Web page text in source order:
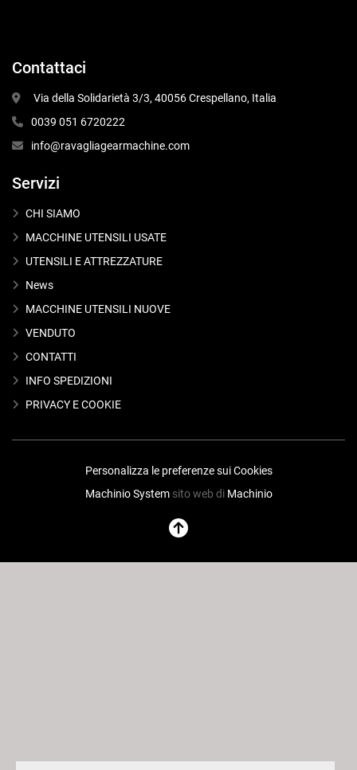
Contattaci
Via della Solidarietà 3/3, 40056 Crespellano, Italia
0039 051 6720222
info@ravagliagearmachine.com
Servizi
CHI SIAMO
MACCHINE UTENSILI USATE
UTENSILI E ATTREZZATURE
News
MACCHINE UTENSILI NUOVE
VENDUTO
CONTATTI
INFO SPEDIZIONI
PRIVACY E COOKIE
Personalizza le preferenze sui Cookies
Machinio Systemsito web di Machinio